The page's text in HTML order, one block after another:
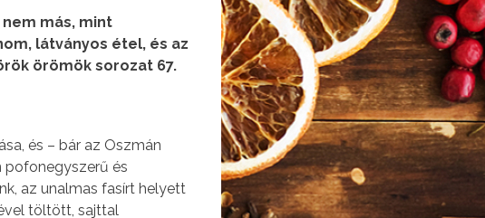
más, mint
látványos étel, és az
örömök sorozat 67.
és – bár az Oszmán
pofonegyszerű és
az unalmas fasírt helyett
töltött, sajttal